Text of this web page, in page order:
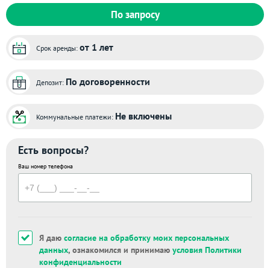
По запросу
Срок аренды: от 1 лет
Депозит: По договоренности
Коммунальные платежи: Не включены
Есть вопросы?
Ваш номер телефона
Я даю согласие на обработку моих персональных
данных, ознакомился и принимаю условия Политики
конфиденциальности